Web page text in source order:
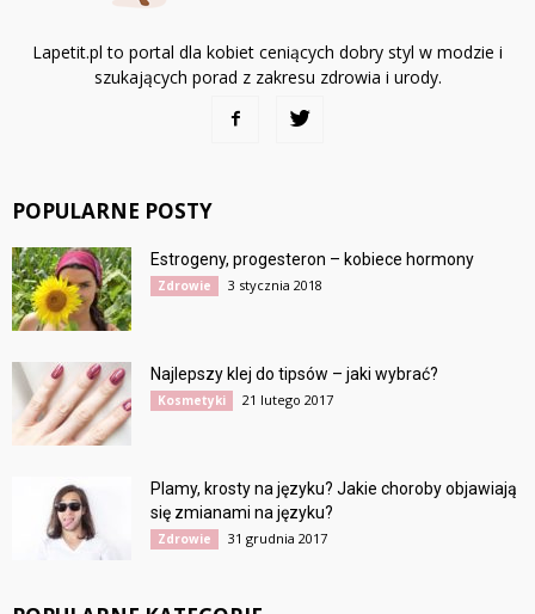
Lapetit.pl to portal dla kobiet ceniących dobry styl w modzie i
szukających porad z zakresu zdrowia i urody.
POPULARNE POSTY
Estrogeny, progesteron – kobiece hormony
Zdrowie 3 stycznia 2018
Najlepszy klej do tipsów – jaki wybrać?
Kosmetyki 21 lutego 2017
Plamy, krosty na języku? Jakie choroby objawiają
się zmianami na języku?
Zdrowie 31 grudnia 2017